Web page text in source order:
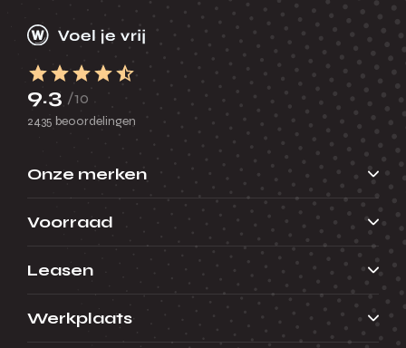
9.3 /10
2435 beoordelingen
Onze merken
Voorraad
Leasen
Werkplaats